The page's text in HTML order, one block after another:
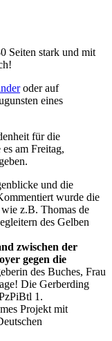
Seiten stark und mit
oder auf
eines
für die
am Freitag,
und die
wurde die
z.B. Thomas de
des Gelben
zwischen der
gegen die
des Buches, Frau
Die Gerberding
1.
Projekt mit